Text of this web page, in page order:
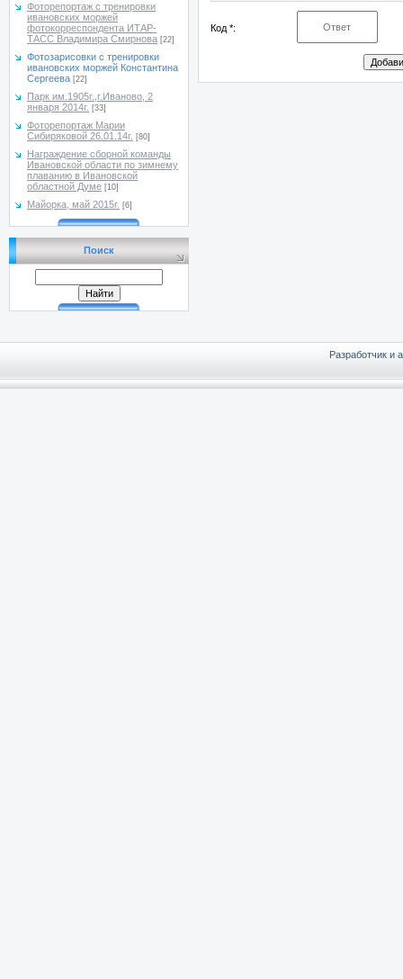
Фоторепортаж с тренировки
ивановских моржей
фотокорреспондента ИТАР-
ТАСС Владимира Смирнова [22]
Фотозарисовки с тренировки
ивановских моржей Константина
Сергеева [22]
Парк им.1905г.,г.Иваново, 2
января 2014г. [33]
Фоторепортаж Марии
Сибиряковой 26.01.14г. [80]
Награждение сборной команды
Ивановской области по зимнему
плаванию в Ивановской
областной Думе [10]
Майорка, май 2015г. [6]
Поиск
Код *:
Разработчик и